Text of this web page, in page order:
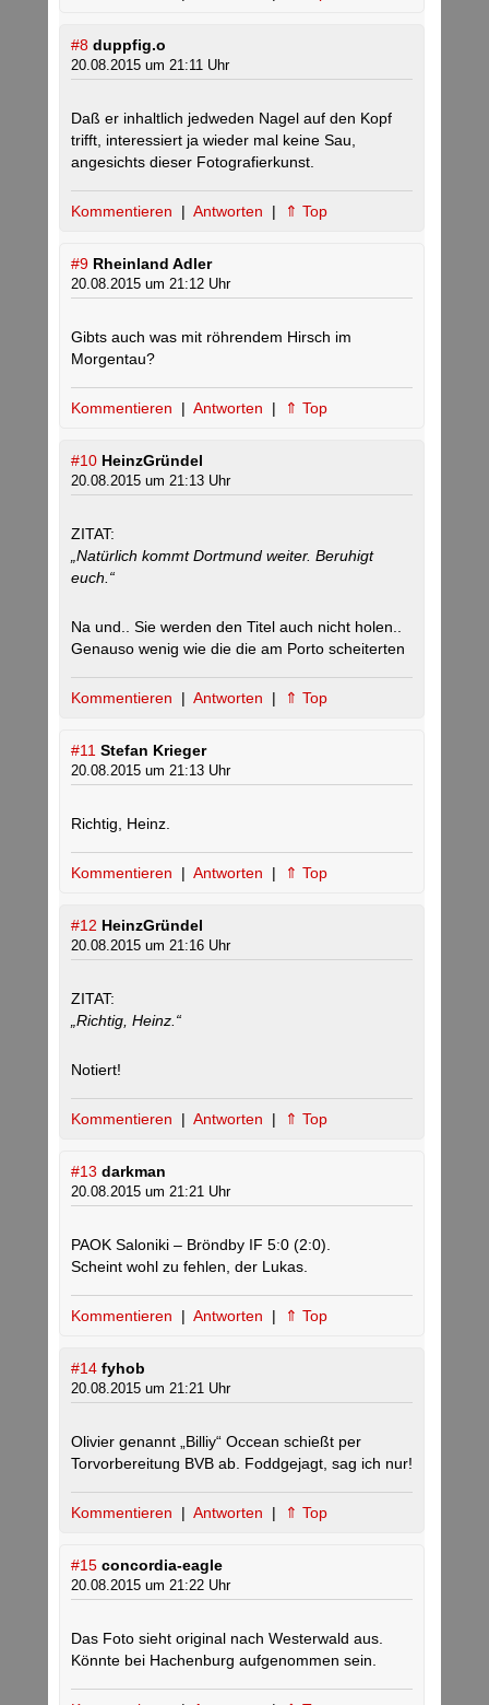
#8 duppfig.o
20.08.2015 um 21:11 Uhr
Daß er inhaltlich jedweden Nagel auf den Kopf
trifft, interessiert ja wieder mal keine Sau,
angesichts dieser Fotografierkunst.
Kommentieren | Antworten | ⇑ Top
#9 Rheinland Adler
20.08.2015 um 21:12 Uhr
Gibts auch was mit röhrendem Hirsch im
Morgentau?
Kommentieren | Antworten | ⇑ Top
#10 HeinzGründel
20.08.2015 um 21:13 Uhr
ZITAT:
„Natürlich kommt Dortmund weiter. Beruhigt
euch.“
Na und.. Sie werden den Titel auch nicht holen..
Genauso wenig wie die die am Porto scheiterten
Kommentieren | Antworten | ⇑ Top
#11 Stefan Krieger
20.08.2015 um 21:13 Uhr
Richtig, Heinz.
Kommentieren | Antworten | ⇑ Top
#12 HeinzGründel
20.08.2015 um 21:16 Uhr
ZITAT:
„Richtig, Heinz.“
Notiert!
Kommentieren | Antworten | ⇑ Top
#13 darkman
20.08.2015 um 21:21 Uhr
PAOK Saloniki – Bröndby IF 5:0 (2:0).
Scheint wohl zu fehlen, der Lukas.
Kommentieren | Antworten | ⇑ Top
#14 fyhob
20.08.2015 um 21:21 Uhr
Olivier genannt „Billiy“ Occean schießt per
Torvorbereitung BVB ab. Foddgejagt, sag ich nur!
Kommentieren | Antworten | ⇑ Top
#15 concordia-eagle
20.08.2015 um 21:22 Uhr
Das Foto sieht original nach Westerwald aus.
Könnte bei Hachenburg aufgenommen sein.